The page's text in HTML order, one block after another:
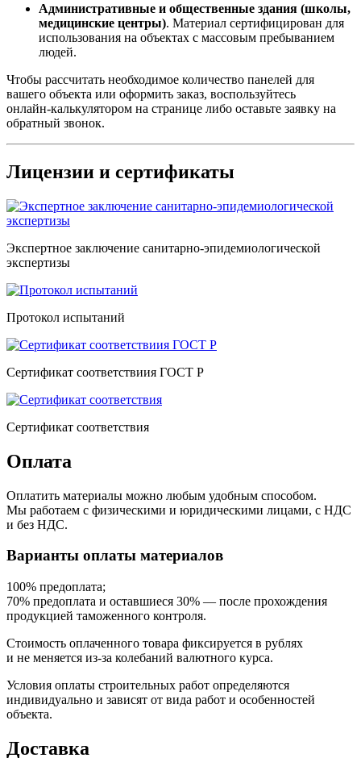
Административные и общественные здания (школы,
медицинские центры). Материал сертифицирован для
использования на объектах с массовым пребыванием
людей.
Чтобы рассчитать необходимое количество панелей для
вашего объекта или оформить заказ, воспользуйтесь
онлайн‑калькулятором на странице либо оставьте заявку на
обратный звонок.
Лицензии и сертификаты
Экспертное заключение санитарно-эпидемиологической
экспертизы
Протокол испытаний
Сертификат соответствиия ГОСТ Р
Сертификат соответствия
Оплата
Оплатить материалы можно любым удобным способом.
Мы работаем с физическими и юридическими лицами, с НДС
и без НДС.
Варианты оплаты материалов
100% предоплата;
70% предоплата и оставшиеся 30% — после прохождения
продукцией таможенного контроля.
Стоимость оплаченного товара фиксируется в рублях
и не меняется из-за колебаний валютного курса.
Условия оплаты строительных работ определяются
индивидуально и зависят от вида работ и особенностей
объекта.
Доставка